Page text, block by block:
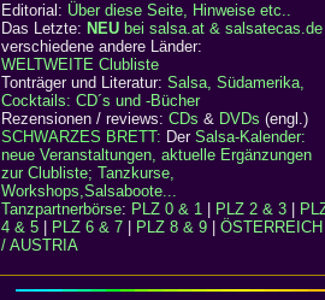
Editorial: Über diese Seite, Hinweise etc..
Das Letzte: NEU bei salsa.at & salsatecas.de
verschiedene andere Länder:
WELTWEITE Clubliste
Tonträger und Literatur: Salsa, Südamerika,
Cocktails: CD´s und -Bücher
Rezensionen / reviews: CDs & DVDs (engl.)
SCHWARZES BRETT: Der Salsa-Kalender:
neue Veranstaltungen, aktuelle Ergänzungen
zur Clubliste; Tanzkurse,
Workshops,Salsaboote...
Tanzpartnerbörse: PLZ 0 & 1 PLZ 2 & 3
4 & 5
PLZ 6 & 7 PLZ 8 & 9
ÖSTERREICH
/ AUSTRIA